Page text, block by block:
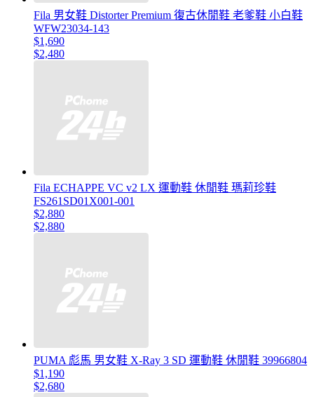
Fila 男女鞋 Distorter Premium 復古休閒鞋 老爹鞋 小白鞋
WFW23034-143
$1,690
$2,480
Fila ECHAPPE VC v2 LX 運動鞋 休閒鞋 瑪莉珍鞋
FS261SD01X001-001
$2,880
$2,880
PUMA 彪馬 男女鞋 X-Ray 3 SD 運動鞋 休閒鞋 39966804
$1,190
$2,680